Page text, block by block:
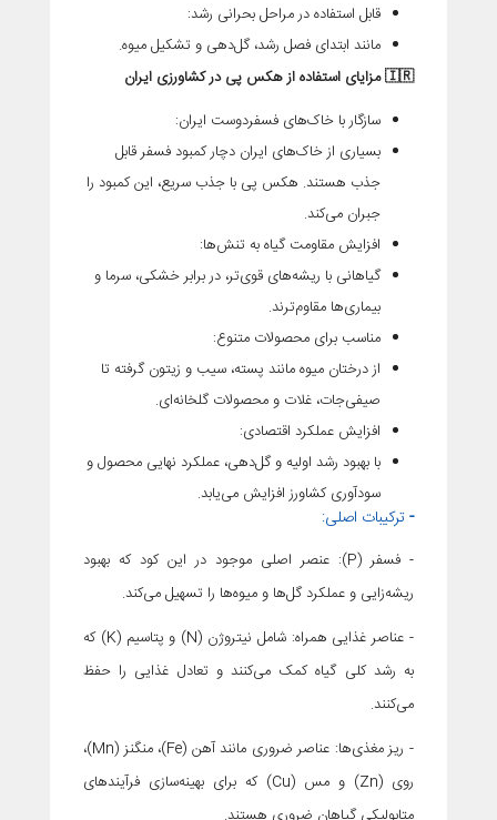
قابل استفاده در مراحل بحرانی رشد:
مانند ابتدای فصل رشد، گل‌دهی و تشکیل میوه.
🇮🇷مزایای استفاده از هکس پی در کشاورزی ایران
سازگار با خاک‌های فسفر‌دوست ایران:
بسیاری از خاک‌های ایران دچار کمبود فسفر قابل
جذب هستند. هکس پی با جذب سریع، این کمبود را
جبران می‌کند.
افزایش مقاومت گیاه به تنش‌ها:
گیاهانی با ریشه‌های قوی‌تر، در برابر خشکی، سرما و
بیماری‌ها مقاوم‌ترند.
مناسب برای محصولات متنوع:
از درختان میوه مانند پسته، سیب و زیتون گرفته تا
صیفی‌جات، غلات و محصولات گلخانه‌ای.
افزایش عملکرد اقتصادی:
با بهبود رشد اولیه و گل‌دهی، عملکرد نهایی محصول و
سودآوری کشاورز افزایش می‌یابد.
-ترکیبات اصلی:
- فسفر (P): عنصر اصلی موجود در این کود که بهبود
ریشه‌زایی و عملکرد گل‌ها و میوه‌ها را تسهیل می‌کند.
- عناصر غذایی همراه: شامل نیتروژن (N) و پتاسیم (K) که
به رشد کلی گیاه کمک می‌کنند و تعادل غذایی را حفظ
می‌کنند.
- ریز مغذی‌ها: عناصر ضروری مانند آهن (Fe)، منگنز (Mn)،
روی (Zn) و مس (Cu) که برای بهینه‌سازی فرآیندهای